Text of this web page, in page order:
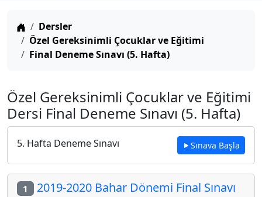
Anasayfa
Dersler
Özel Gereksinimli Çocuklar ve Eğitimi
Final Deneme Sınavı (5. Hafta)
Özel Gereksinimli Çocuklar ve Eğitimi
Dersi Final Deneme Sınavı (5. Hafta)
5. Hafta Deneme Sınavı Sınava Başla
1 2019-2020 Bahar Dönemi Final Sınavı